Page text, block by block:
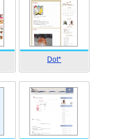
Dot*